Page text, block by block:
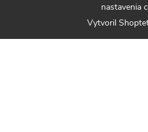
Vytvoril
nastavenia